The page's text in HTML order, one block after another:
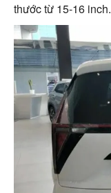
thước từ 15-16 inch.